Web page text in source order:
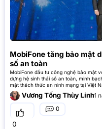
MobiFone tăng bảo mật
số an toàn
MobiFone đầu tư công nghệ bảo mật
dựng hệ sinh thái số an toàn, minh
mặt thách thức an ninh mạng tại Việt
tăng các mối đe
Vương Tống Thùy Linh1
0
0